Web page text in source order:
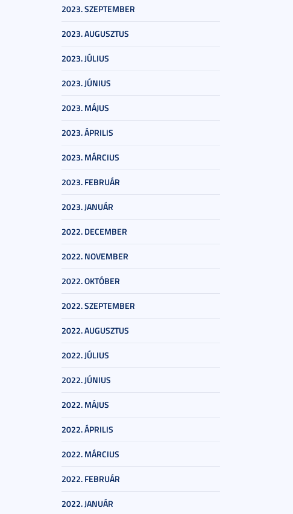
2023. SZEPTEMBER
2023. AUGUSZTUS
2023. JÚLIUS
2023. JÚNIUS
2023. MÁJUS
2023. ÁPRILIS
2023. MÁRCIUS
2023. FEBRUÁR
2023. JANUÁR
2022. DECEMBER
2022. NOVEMBER
2022. OKTÓBER
2022. SZEPTEMBER
2022. AUGUSZTUS
2022. JÚLIUS
2022. JÚNIUS
2022. MÁJUS
2022. ÁPRILIS
2022. MÁRCIUS
2022. FEBRUÁR
2022. JANUÁR